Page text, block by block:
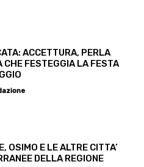
ACCETTURA, PERLA
CHE FESTEGGIA LA FESTA
OSIMO E LE ALTRE CITTA’
DELLA REGIONE